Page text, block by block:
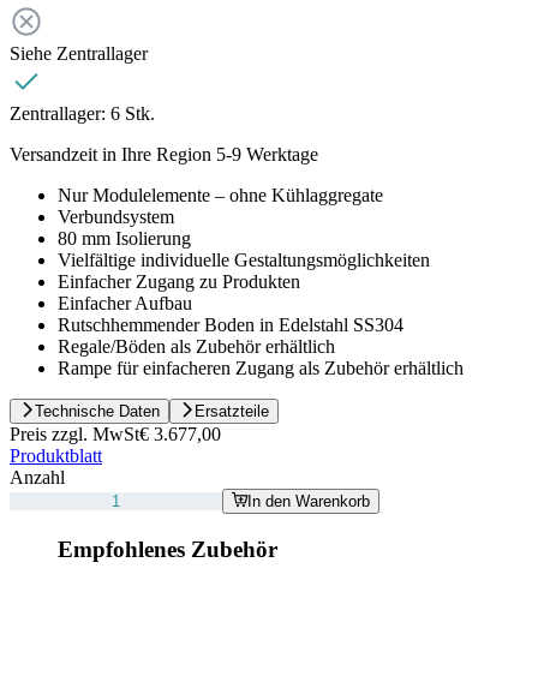
Siehe Zentrallager
Zentrallager: 6 Stk.
Versandzeit in Ihre Region 5-9 Werktage
Nur Modulelemente – ohne Kühlaggregate
Verbundsystem
80 mm Isolierung
Vielfältige individuelle Gestaltungsmöglichkeiten
Einfacher Zugang zu Produkten
Einfacher Aufbau
Rutschhemmender Boden in Edelstahl SS304
Regale/Böden als Zubehör erhältlich
Rampe für einfacheren Zugang als Zubehör erhältlich
Technische Daten Ersatzteile
Preis zzgl. MwSt€ 3.677,00
Produktblatt
Anzahl
In den Warenkorb
Empfohlenes Zubehör